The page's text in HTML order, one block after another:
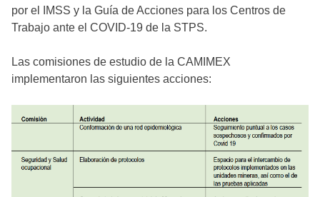
por el IMSS y la Guía de Acciones para los Centros de
Trabajo ante el COVID-19 de la STPS.
Las comisiones de estudio de la CAMIMEX
implementaron las siguientes acciones: